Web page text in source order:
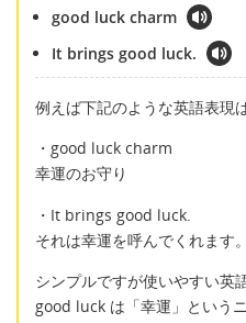
good luck charm
It brings good luck.
例えば下記のような英語表現
・good luck charm
幸運のお守り
・It brings good luck.
それは幸運を呼んでくれます。
シンプルですが使いやすい英
good luck は「幸運」という